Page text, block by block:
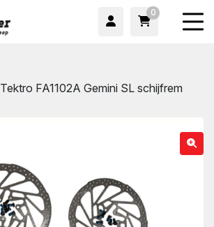
0
Tektro FA1102A Gemini SL schijfrem